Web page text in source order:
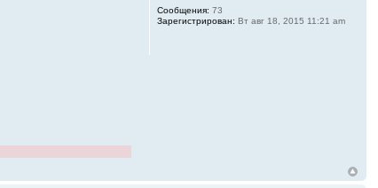
Сообщения: 73
Зарегистрирован: Вт авг 18, 2015 11:21 am